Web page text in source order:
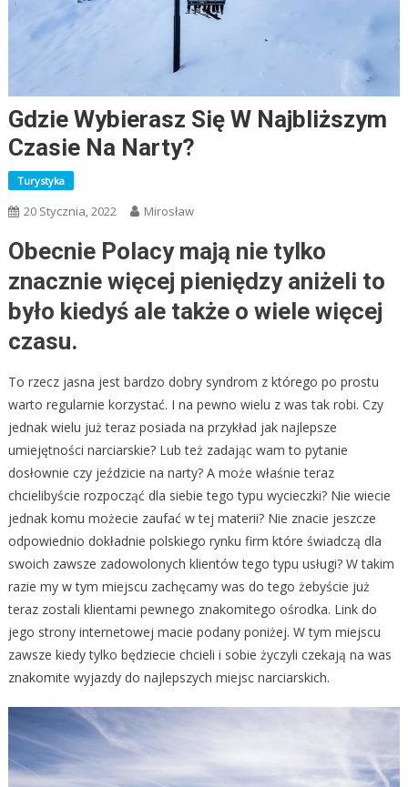
Gdzie Wybierasz Się W Najbliższym
Czasie Na Narty?
Turystyka
20 Stycznia, 2022 Mirosław
Obecnie Polacy mają nie tylko
znacznie więcej pieniędzy aniżeli to
było kiedyś ale także o wiele więcej
czasu.
To rzecz jasna jest bardzo dobry syndrom z którego po prostu
warto regularnie korzystać. I na pewno wielu z was tak robi. Czy
jednak wielu już teraz posiada na przykład jak najlepsze
umiejętności narciarskie? Lub też zadając wam to pytanie
dosłownie czy jeździcie na narty? A może właśnie teraz
chcielibyście rozpocząć dla siebie tego typu wycieczki? Nie wiecie
jednak komu możecie zaufać w tej materii? Nie znacie jeszcze
odpowiednio dokładnie polskiego rynku firm które świadczą dla
swoich zawsze zadowolonych klientów tego typu usługi? W takim
razie my w tym miejscu zachęcamy was do tego żebyście już
teraz zostali klientami pewnego znakomitego ośrodka. Link do
jego strony internetowej macie podany poniżej. W tym miejscu
zawsze kiedy tylko będziecie chcieli i sobie życzyli czekają na was
znakomite wyjazdy do najlepszych miejsc narciarskich.